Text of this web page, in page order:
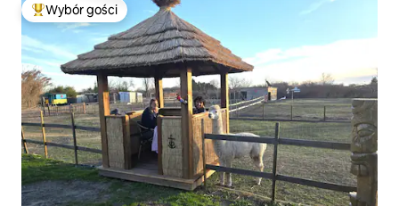
Najpopularniejsze z kategorii Wybór gości
Wybór gości